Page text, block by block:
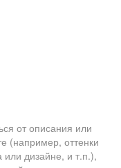
от описания или
(например, оттенки
или дизайне, и т.п.),